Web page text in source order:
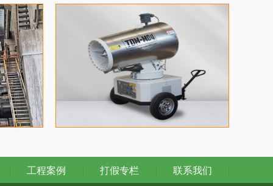
华力机电喷雾机的适用范围是什么？
华力机电喷雾机是利用喷雾产生的微粒
来抑制空气中的粉尘，从而产生...
华力机电远程雾炮的工作原理是什么？
华力机电远程雾炮的工作原理 采用高压
水泵供水，通过水管将水送入喷...
华力机电天地美系列产品服务与支持
工程案例 打假专栏 联系我们